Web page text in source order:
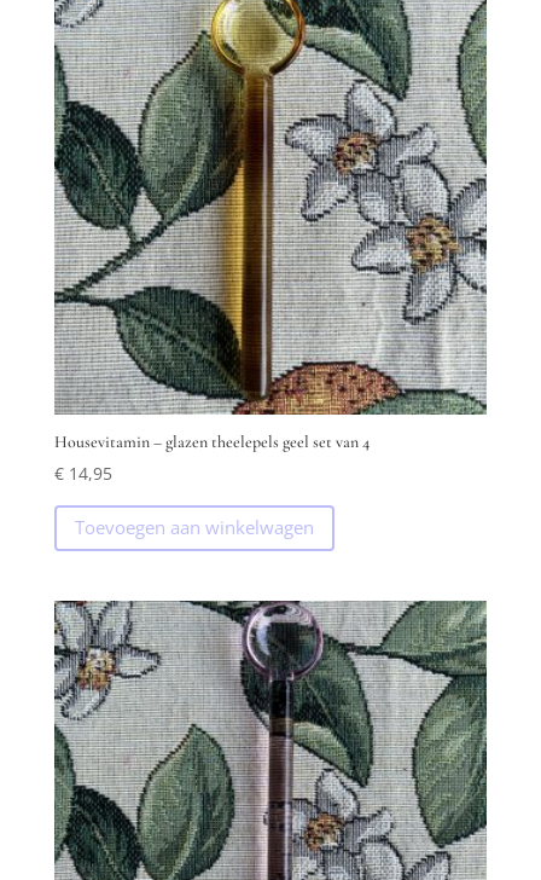
Housevitamin – glazen theelepels geel set van 4
€14,95
Toevoegen aan winkelwagen